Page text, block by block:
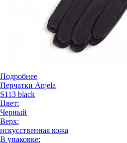
Подробнее
Перчатки Anjela
S113 black
Цвет:
Черный
Верх:
искусственная кожа
В упаковке: